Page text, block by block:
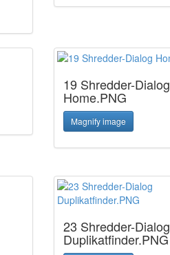
19 Shredder-Dialog
Home.PNG
Magnify image
23 Shredder-Dialog
Duplikatfinder.PNG